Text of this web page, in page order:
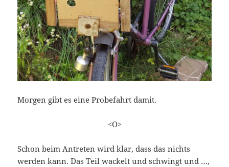
Morgen gibt es eine Probefahrt damit.
<O>
Schon beim Antreten wird klar, dass das nichts
werden kann. Das Teil wackelt und schwingt und …,